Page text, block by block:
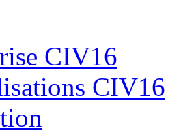
CIV16
CIV16